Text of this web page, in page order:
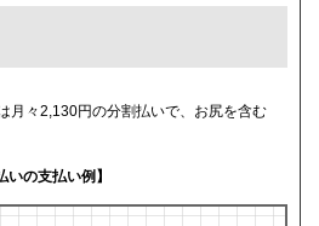
月々2,130円の分割払いで、お尻を含む
いの支払い例】